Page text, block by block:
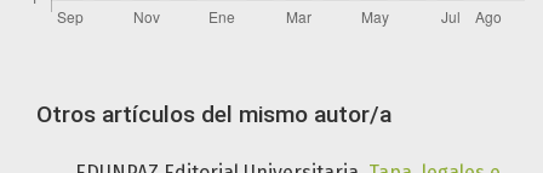
Otros artículos del mismo autor/a